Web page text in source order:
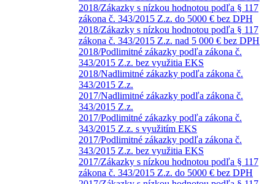
2018/Zákazky s nízkou hodnotou podľa § 117
zákona č. 343/2015 Z.z. do 5000 € bez DPH
2018/Zákazky s nízkou hodnotou podľa § 117
zákona č. 343/2015 Z.z. nad 5 000 € bez DPH
2018/Podlimitné zákazky podľa zákona č.
343/2015 Z.z. bez využitia EKS
2018/Nadlimitné zákazky podľa zákona č.
343/2015 Z.z.
2017/Nadlimitné zákazky podľa zákona č.
343/2015 Z.z.
2017/Podlimitné zákazky podľa zákona č.
343/2015 Z.z. s využitím EKS
2017/Podlimitné zákazky podľa zákona č.
343/2015 Z.z. bez využitia EKS
2017/Zákazky s nízkou hodnotou podľa § 117
zákona č. 343/2015 Z.z. do 5000 € bez DPH